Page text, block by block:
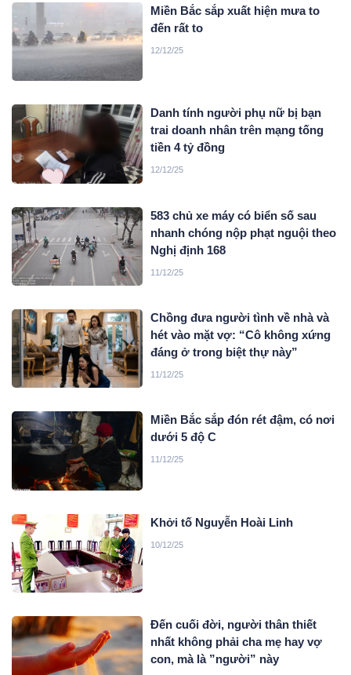
Miền Bắc sắp xuất hiện mưa to
đến rất to
12/12/25
Danh tính người phụ nữ bị bạn
trai doanh nhân trên mạng tống
tiền 4 tỷ đồng
12/12/25
583 chủ xe máy có biển số sau
nhanh chóng nộp phạt nguội theo
Nghị định 168
11/12/25
Chồng đưa người tình về nhà và
hét vào mặt vợ: “Cô không xứng
đáng ở trong biệt thự này”
11/12/25
Miền Bắc sắp đón rét đậm, có nơi
dưới 5 độ C
11/12/25
Khởi tố Nguyễn Hoài Linh
10/12/25
Đến cuối đời, người thân thiết
nhất không phải cha mẹ hay vợ
con, mà là ”người” này